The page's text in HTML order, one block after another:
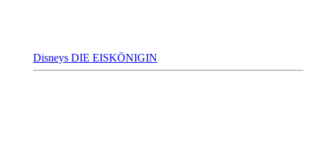
Disneys DIE EISKÖNIGIN